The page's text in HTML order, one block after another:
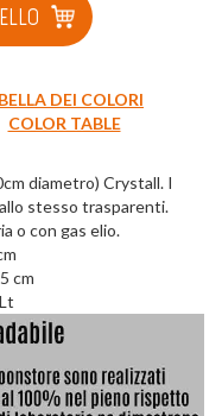
DEI COLORI
COLOR TABLE
diametro) Crystall. I
stesso trasparenti.
o con gas elio.
cm